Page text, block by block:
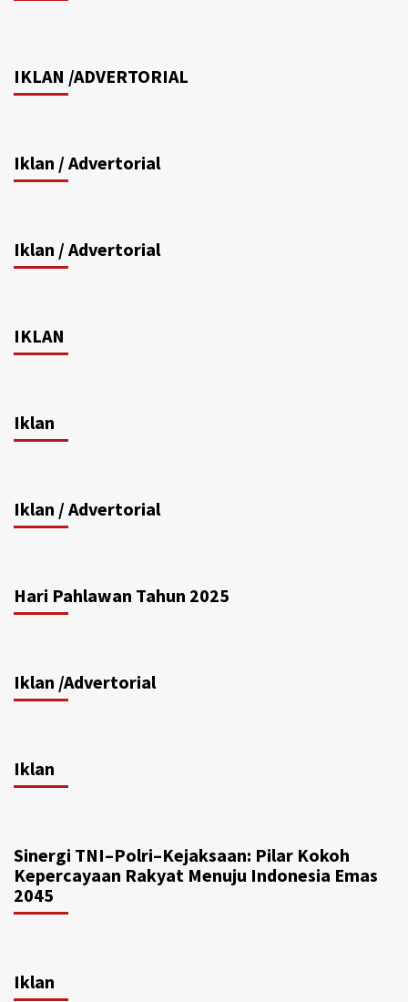
IKLAN /ADVERTORIAL
Iklan / Advertorial
Iklan / Advertorial
IKLAN
Iklan
Iklan / Advertorial
Hari Pahlawan Tahun 2025
Iklan /Advertorial
Iklan
Sinergi TNI–Polri–Kejaksaan: Pilar Kokoh
Kepercayaan Rakyat Menuju Indonesia Emas
2045
Iklan